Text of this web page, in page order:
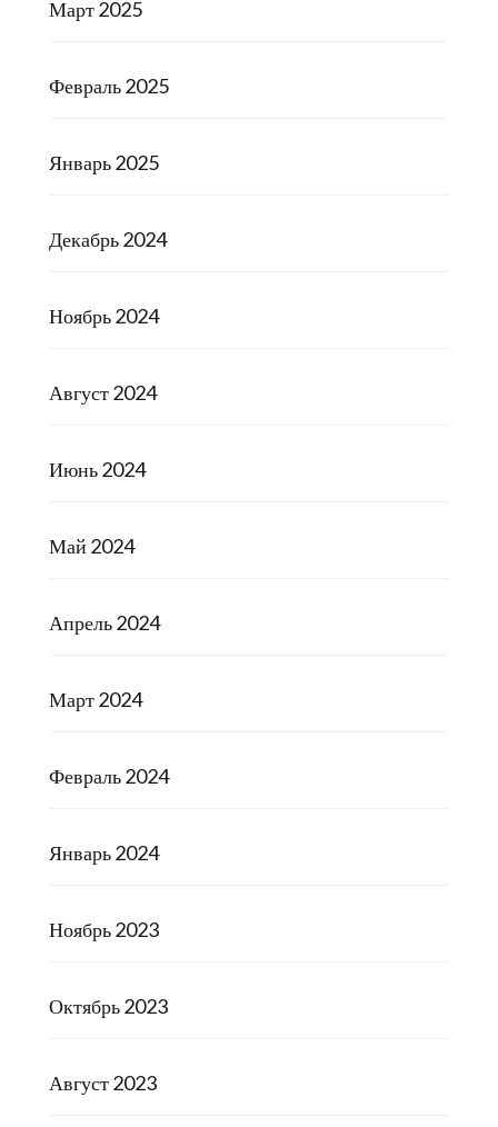
Март 2025
Февраль 2025
Январь 2025
Декабрь 2024
Ноябрь 2024
Август 2024
Июнь 2024
Май 2024
Апрель 2024
Март 2024
Февраль 2024
Январь 2024
Ноябрь 2023
Октябрь 2023
Август 2023